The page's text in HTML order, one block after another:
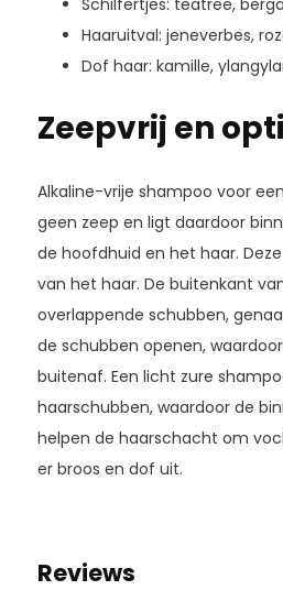
Schilfertjes: teatree,
Haaruitval: jeneverbes,
Dof haar: kamille,
Zeepvrij en
Alkaline-vrije shampoo voor
geen zeep en ligt daardoor
de hoofdhuid en het haar.
van het haar. De buitenkant
overlappende schubben,
de schubben openen,
buitenaf. Een licht zure
haarschubben, waardoor de
helpen de haarschacht om
er broos en dof uit.
Reviews